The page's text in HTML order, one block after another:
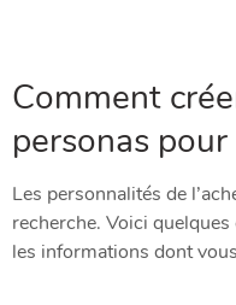
Comment
personas
Les personnalités de
recherche. Voici
les informations dont